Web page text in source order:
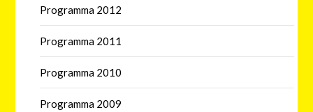
Programma 2012
Programma 2011
Programma 2010
Programma 2009